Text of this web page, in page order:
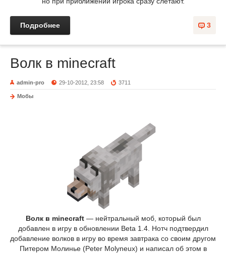
3
Подробнее
Волк в minecraft
admin-pro 29-10-2012, 23:58 3711
Мобы
Волк в minecraft— нейтральный моб, который был
добавлен в игру в обновлении Beta 1.4. Нотч подтвердил
добавление волков в игру во время завтрака со своим другом
Питером Молинье (Peter Molyneux) и написал об этом в